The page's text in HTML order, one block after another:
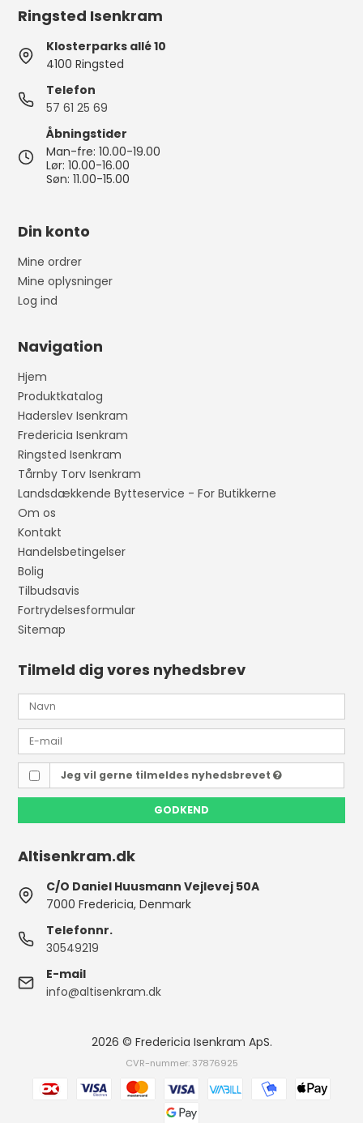
Ringsted Isenkram
Klosterparks allé 10
4100 Ringsted
Telefon
57 61 25 69
Åbningstider
Man-fre: 10.00-19.00
Lør: 10.00-16.00
Søn: 11.00-15.00
Din konto
Mine ordrer
Mine oplysninger
Log ind
Navigation
Hjem
Produktkatalog
Haderslev Isenkram
Fredericia Isenkram
Ringsted Isenkram
Tårnby Torv Isenkram
Landsdækkende Bytteservice - For Butikkerne
Om os
Kontakt
Handelsbetingelser
Bolig
Tilbudsavis
Fortrydelsesformular
Sitemap
Tilmeld dig vores nyhedsbrev
Jeg vil gerne tilmeldes nyhedsbrevet
GODKEND
Altisenkram.dk
C/O Daniel Huusmann Vejlevej 50A
7000 Fredericia, Denmark
Telefonnr.
30549219
E-mail
info@altisenkram.dk
2026 © Fredericia Isenkram ApS.
CVR-nummer: 37876925